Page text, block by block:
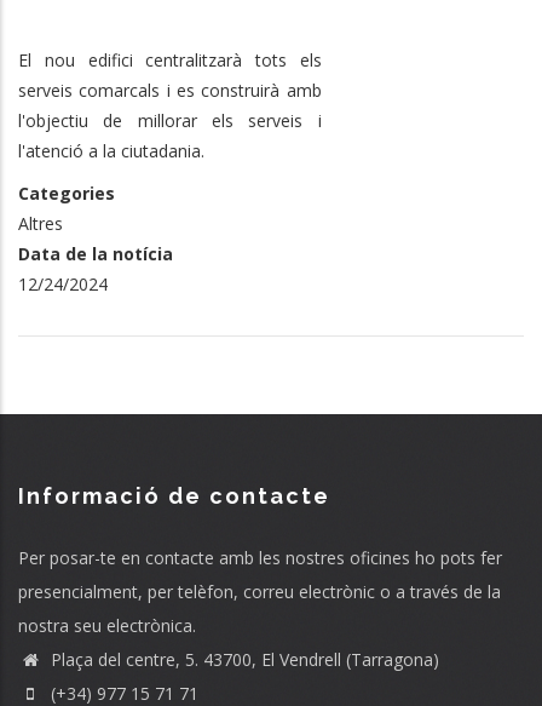
El nou edifici centralitzarà tots els
serveis comarcals i es construirà amb
l'objectiu de millorar els serveis i
l'atenció a la ciutadania.
Categories
Altres
Data de la notícia
12/24/2024
Informació de contacte
Per posar-te en contacte amb les nostres oficines ho pots fer
presencialment, per telèfon, correu electrònic o a través de la
nostra seu electrònica.
Plaça del centre, 5. 43700, El Vendrell (Tarragona)
(+34) 977 15 71 71